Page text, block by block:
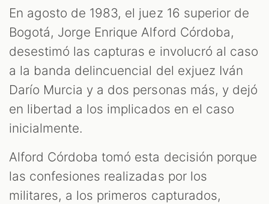
En agosto de 1983, el juez 16 superior de
Bogotá, Jorge Enrique Alford Córdoba,
desestimó las capturas e involucró al caso
a la banda delincuencial del exjuez Iván
Darío Murcia y a dos personas más, y dejó
en libertad a los implicados en el caso
inicialmente.
Alford Córdoba tomó esta decisión porque
las confesiones realizadas por los
militares, a los primeros capturados,